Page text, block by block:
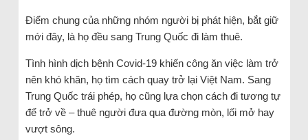
Điểm chung của những nhóm người bị phát hiện, bắt giữ
mới đây, là họ đều sang Trung Quốc đi làm thuê.
Tình hình dịch bệnh Covid-19 khiến công ăn việc làm trở
nên khó khăn, họ tìm cách quay trở lại Việt Nam. Sang
Trung Quốc trái phép, họ cũng lựa chọn cách đi tương tự
để trở về – thuê người đưa qua đường mòn, lối mở hay
vượt sông.